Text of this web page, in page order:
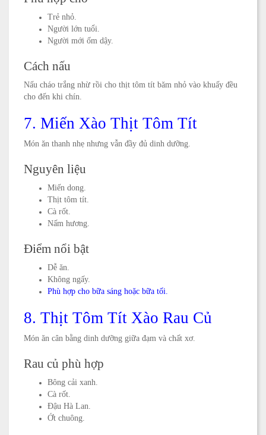
Trẻ nhỏ.
Người lớn tuổi.
Người mới ốm dậy.
Cách nấu
Nấu cháo trắng nhừ rồi cho thịt tôm tít băm nhỏ vào khuấy đều
cho đến khi chín.
7. Miến Xào Thịt Tôm Tít
Món ăn thanh nhẹ nhưng vẫn đầy đủ dinh dưỡng.
Nguyên liệu
Miến dong.
Thịt tôm tít.
Cà rốt.
Nấm hương.
Điểm nổi bật
Dễ ăn.
Không ngấy.
Phù hợp cho bữa sáng hoặc bữa tối.
8. Thịt Tôm Tít Xào Rau Củ
Món ăn cân bằng dinh dưỡng giữa đạm và chất xơ.
Rau củ phù hợp
Bông cải xanh.
Cà rốt.
Đậu Hà Lan.
Ớt chuông.